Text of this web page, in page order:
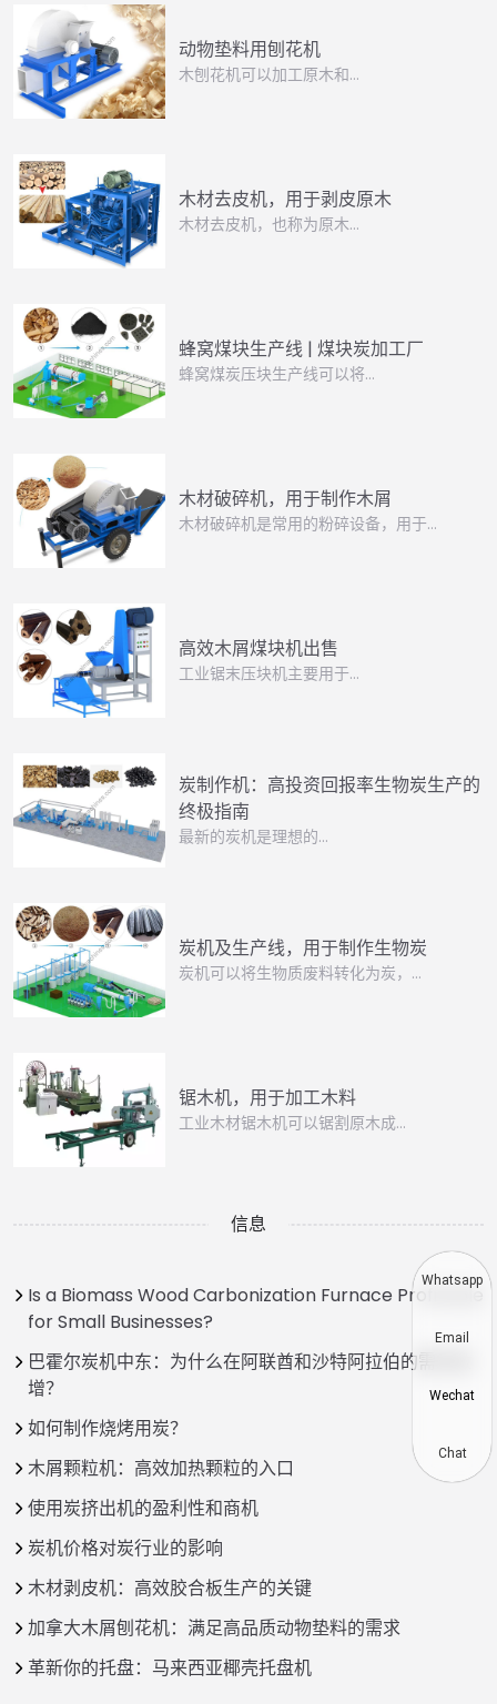
动物垫料用刨花机
木刨花机可以加工原木和…
木材去皮机，用于剥皮原木
木材去皮机，也称为原木…
蜂窝煤块生产线 | 煤块炭加工厂
蜂窝煤炭压块生产线可以将…
木材破碎机，用于制作木屑
木材破碎机是常用的粉碎设备，用于…
高效木屑煤块机出售
工业锯末压块机主要用于…
炭制作机：高投资回报率生物炭生产的
终极指南
最新的炭机是理想的…
炭机及生产线，用于制作生物炭
炭机可以将生物质废料转化为炭，…
锯木机，用于加工木料
工业木材锯木机可以锯割原木成…
信息
Is a Biomass Wood Carbonization Furnace Profitable
for Small Businesses?
巴霍尔炭机中东：为什么在阿联酋和沙特阿拉伯的需求激
增？
如何制作烧烤用炭？
木屑颗粒机：高效加热颗粒的入口
使用炭挤出机的盈利性和商机
炭机价格对炭行业的影响
木材剥皮机：高效胶合板生产的关键
加拿大木屑刨花机：满足高品质动物垫料的需求
革新你的托盘：马来西亚椰壳托盘机
Whatsapp
Email
Wechat
Chat